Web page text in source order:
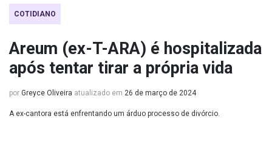
COTIDIANO
Areum (ex-T-ARA) é hospitalizada
após tentar tirar a própria vida
por Greyce Oliveira atualizado em 26 de março de 2024
A ex-cantora está enfrentando um árduo processo de divórcio.